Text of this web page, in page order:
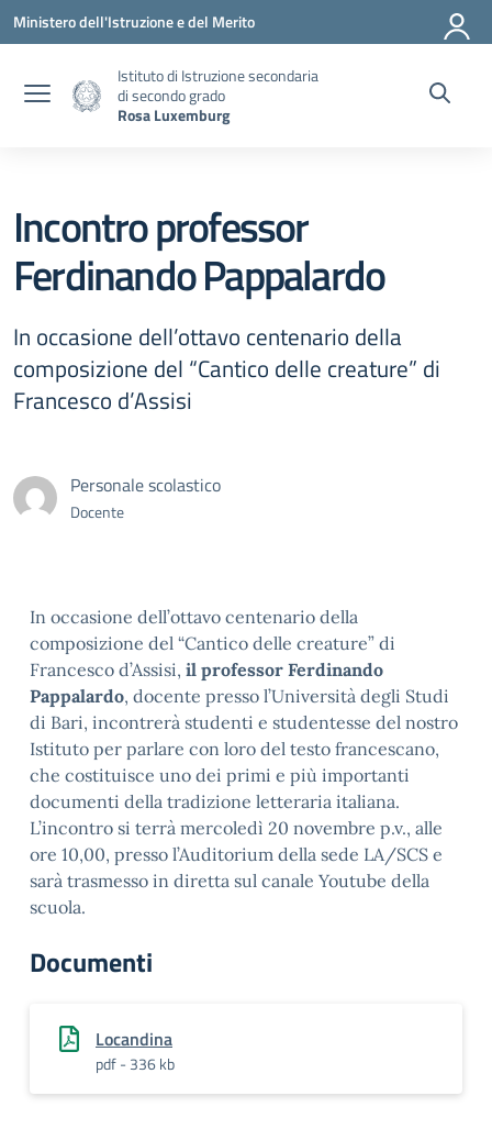
Vai ai contenuti
Vai al menu di navigazione
Vai al footer
Ministero dell'Istruzione e del Merito
Istituto di Istruzione secondaria
di secondo grado
Rosa Luxemburg
Incontro professor
Ferdinando Pappalardo
In occasione dell’ottavo centenario della
composizione del “Cantico delle creature” di
Francesco d’Assisi
Personale scolastico
Docente
In occasione dell’ottavo centenario della
composizione del “Cantico delle creature” di
Francesco d’Assisi, il professor Ferdinando
Pappalardo, docente presso l’Università degli Studi
di Bari, incontrerà studenti e studentesse del nostro
Istituto per parlare con loro del testo francescano,
che costituisce uno dei primi e più importanti
documenti della tradizione letteraria italiana.
L’incontro si terrà mercoledì 20 novembre p.v., alle
ore 10,00, presso l’Auditorium della sede LA/SCS e
sarà trasmesso in diretta sul canale Youtube della
scuola.
Documenti
Locandina
pdf - 336 kb